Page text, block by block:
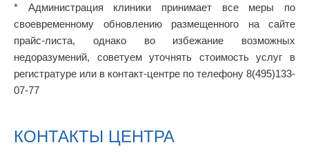
* Администрация клиники принимает все меры по
своевременному обновлению размещенного на сайте
прайс-листа, однако во избежание возможных
недоразумений, советуем уточнять стоимость услуг в
регистратуре или в контакт-центре по телефону 8(495)133-
07-77
КОНТАКТЫ ЦЕНТРА